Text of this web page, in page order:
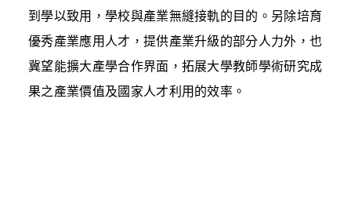
到學以致用，學校與產業無縫接軌的目的。另除培育
優秀產業應用人才，提供產業升級的部分人力外，也
冀望能擴大產學合作界面，拓展大學教師學術研究成
果之產業價值及國家人才利用的效率。